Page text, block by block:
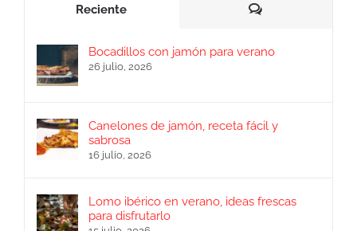
Reciente Comentarios
Bocadillos con jamón para verano
26 julio, 2026
Canelones de jamón, receta fácil y
sabrosa
16 julio, 2026
Lomo ibérico en verano, ideas frescas
para disfrutarlo